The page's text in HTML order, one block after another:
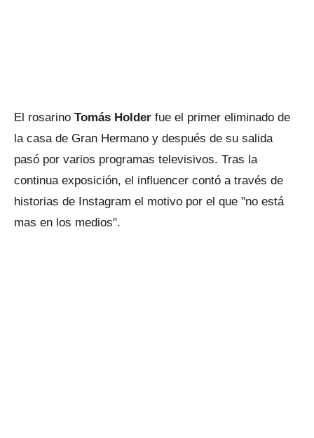
El rosarino Tomás Holder fue el primer eliminado de
la casa de Gran Hermano y después de su salida
pasó por varios programas televisivos. Tras la
continua exposición, el influencer contó a través de
historias de Instagram el motivo por el que "no está
mas en los medios".